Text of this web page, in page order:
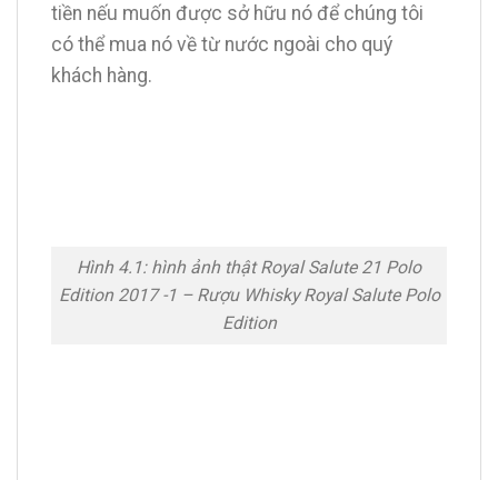
tiền nếu muốn được sở hữu nó để chúng tôi
có thể mua nó về từ nước ngoài cho quý
khách hàng.
Hình 4.1: hình ảnh thật Royal Salute 21 Polo
Edition 2017 -1 – Rượu Whisky Royal Salute Polo
Edition